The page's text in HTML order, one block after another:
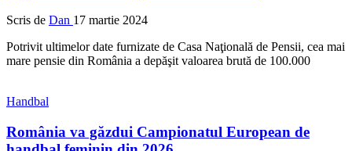
Scris de Dan 17 martie 2024
Potrivit ultimelor date furnizate de Casa Naţională de Pensii, cea mai
mare pensie din România a depăşit valoarea brută de 100.000
Handbal
România va găzdui Campionatul European de